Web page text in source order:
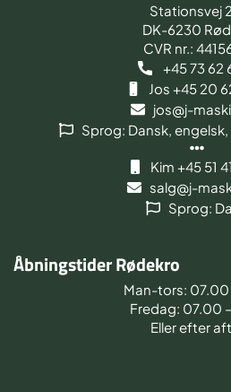
Stationsvej
DK-6230
CVR nr.:
+45 73 62
Jos +45 20
jos@j-
Sprog: Dansk,
Kim +45 51
salg@j-
Sprog:
Åbningstider Rødekro
Man-tors: 07.00
Fredag: 07.00
Eller efter